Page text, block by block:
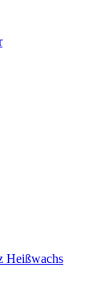
Heißwachs